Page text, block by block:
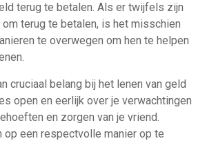
terug te betalen. Als er twijfels zijn
terug te betalen, is het misschien
te overwegen om hen te helpen
cruciaal belang bij het lenen van geld
open en eerlijk over je verwachtingen
en zorgen van je vriend.
op een respectvolle manier op te